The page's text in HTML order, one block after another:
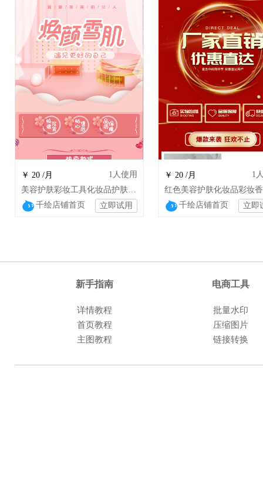
￥ 20 /月 1 人使用
美容护肤彩妆工具化妆品护肤品店铺装修设计
千绘店铺首页
立即试用
￥ 20 /月 1
千绘店铺首页 立即
新手指南 电商工具
详情教程
批量水印
首页教程
压缩图片
主图教程
链接转换